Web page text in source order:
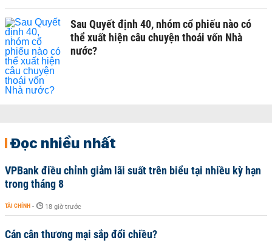
Sau Quyết định 40, nhóm cổ phiếu nào có
thể xuất hiện câu chuyện thoái vốn Nhà
nước?
Đọc nhiều nhất
VPBank điều chỉnh giảm lãi suất trên biểu tại nhiều kỳ hạn
trong tháng 8
TÀI CHÍNH - 18 giờ trước
Cán cân thương mại sắp đổi chiều?